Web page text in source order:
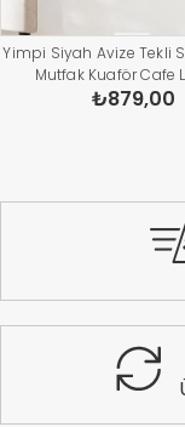
Yimpi Siyah Avize Tekli
Mutfak Kuaför Cafe
Dekoratif Aydınlatma
₺879,00